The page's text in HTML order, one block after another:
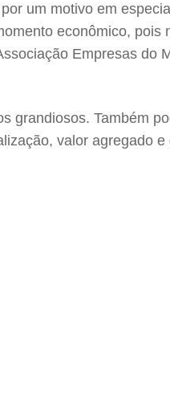
um motivo em
econômico,
Empresas do
grandiosos. Também
valor agregado